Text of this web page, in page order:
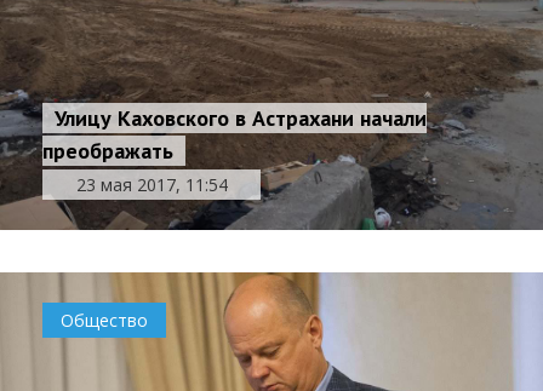
Улицу Каховского в Астрахани начали
преображать
23 мая 2017, 11:54
Общество